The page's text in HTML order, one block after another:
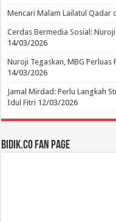
Mencari Malam Lailatul Qadar
Cerdas Bermedia Sosial:
14/03/2026
Nuroji Tegaskan, MBG
14/03/2026
Jamal Mirdad: Perlu Langkah
Idul Fitri 12/03/2026
BIDIK.CO Fan Page